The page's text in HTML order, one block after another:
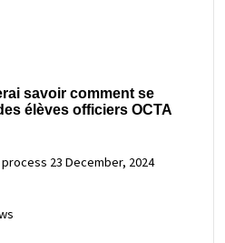
savoir comment se
élèves officiers OCTA
23 December, 2024